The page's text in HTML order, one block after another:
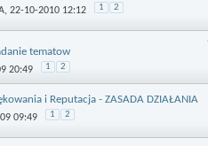
, 22-10-2010 12:12 1 2
tematow
20:49 1 2
i Reputacja - ZASADA DZIAŁANIA
09:49 1 2